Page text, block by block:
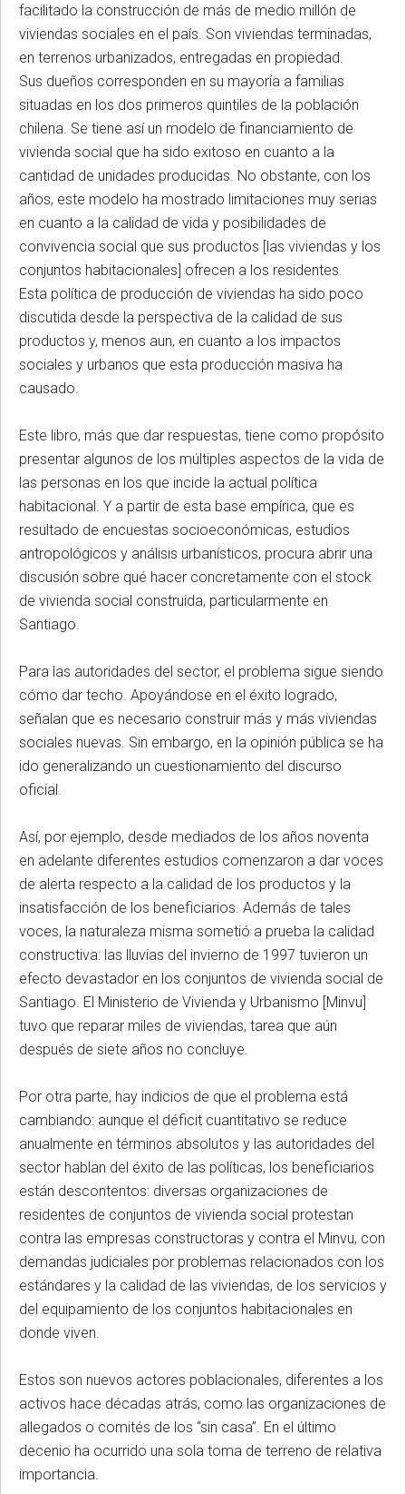
facilitado la construcción de más de medio millón de
viviendas sociales en el país. Son viviendas terminadas,
en terrenos urbanizados, entregadas en propiedad.
Sus dueños corresponden en su mayoría a familias
situadas en los dos primeros quintiles de la población
chilena. Se tiene así un modelo de financiamiento de
vivienda social que ha sido exitoso en cuanto a la
cantidad de unidades producidas. No obstante, con los
años, este modelo ha mostrado limitaciones muy serias
en cuanto a la calidad de vida y posibilidades de
convivencia social que sus productos [las viviendas y los
conjuntos habitacionales] ofrecen a los residentes.
Esta política de producción de viviendas ha sido poco
discutida desde la perspectiva de la calidad de sus
productos y, menos aun, en cuanto a los impactos
sociales y urbanos que esta producción masiva ha
causado.
Este libro, más que dar respuestas, tiene como propósito
presentar algunos de los múltiples aspectos de la vida de
las personas en los que incide la actual política
habitacional. Y a partir de esta base empírica, que es
resultado de encuestas socioeconómicas, estudios
antropológicos y análisis urbanísticos, procura abrir una
discusión sobre qué hacer concretamente con el stock
de vivienda social construida, particularmente en
Santiago.
Para las autoridades del sector, el problema sigue siendo
cómo dar techo. Apoyándose en el éxito logrado,
señalan que es necesario construir más y más viviendas
sociales nuevas. Sin embargo, en la opinión pública se ha
ido generalizando un cuestionamiento del discurso
oficial.
Así, por ejemplo, desde mediados de los años noventa
en adelante diferentes estudios comenzaron a dar voces
de alerta respecto a la calidad de los productos y la
insatisfacción de los beneficiarios. Además de tales
voces, la naturaleza misma sometió a prueba la calidad
constructiva: las lluvias del invierno de 1997 tuvieron un
efecto devastador en los conjuntos de vivienda social de
Santiago. El Ministerio de Vivienda y Urbanismo [Minvu]
tuvo que reparar miles de viviendas, tarea que aún
después de siete años no concluye.
Por otra parte, hay indicios de que el problema está
cambiando: aunque el déficit cuantitativo se reduce
anualmente en términos absolutos y las autoridades del
sector hablan del éxito de las políticas, los beneficiarios
están descontentos: diversas organizaciones de
residentes de conjuntos de vivienda social protestan
contra las empresas constructoras y contra el Minvu, con
demandas judiciales por problemas relacionados con los
estándares y la calidad de las viviendas, de los servicios y
del equipamiento de los conjuntos habitacionales en
donde viven.
Estos son nuevos actores poblacionales, diferentes a los
activos hace décadas atrás, como las organizaciones de
allegados o comités de los “sin casa”. En el último
decenio ha ocurrido una sola toma de terreno de relativa
importancia.